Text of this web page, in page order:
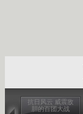
抗日风云 威震敌
胆的百团大战